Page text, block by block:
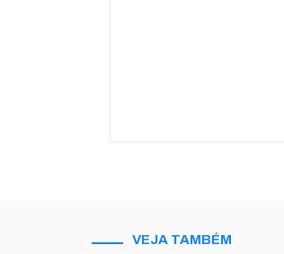
VEJA TAMBÉM